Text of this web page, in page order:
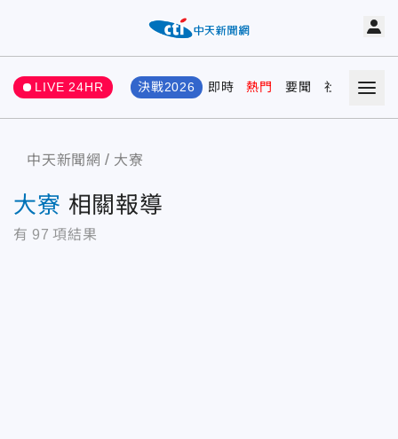
LIVE 24HR 決戰2026 即時 熱門 要聞 社會 娛樂
中天新聞網 大寮
大寮 相關報導
有 97 項結果